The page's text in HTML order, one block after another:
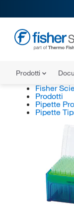
Prodotti
Fisher
Prodotti
Pipette
Pipette